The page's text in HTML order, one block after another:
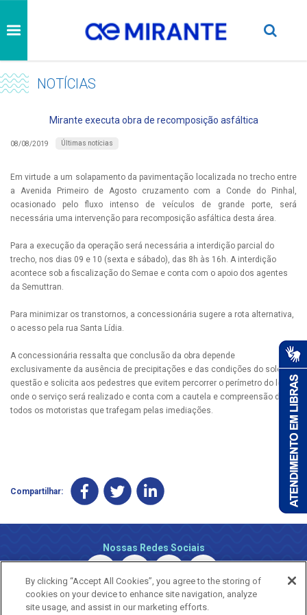
NOTÍCIAS
Mirante executa obra de recomposição asfáltica
08/08/2019 Últimas notícias
Em virtude a um solapamento da pavimentação localizada no trecho entre
a Avenida Primeiro de Agosto cruzamento com a Conde do Pinhal,
ocasionado pelo fluxo intenso de veículos de grande porte, será
necessária uma intervenção para recomposição asfáltica desta área.
Para a execução da operação será necessária a interdição parcial do
trecho, nos dias 09 e 10 (sexta e sábado), das 8h às 16h. A interdição
acontece sob a fiscalização do Semae e conta com o apoio dos agentes
da Semuttran.
Para minimizar os transtornos, a concessionária sugere a rota alternativa,
o acesso pela rua Santa Lídia.
A concessionária ressalta que conclusão da obra depende
exclusivamente da ausência de precipitações e das condições do solo em
questão e solicita aos pedestres que evitem percorrer o perímetro do local
onde o serviço será realizado e conta com a cautela e compreensão de
todos os motoristas que trafegam pelas imediações.
Compartilhar:
Nossas Redes Sociais
By clicking “Accept All Cookies”, you agree to the storing of
cookies on your device to enhance site navigation, analyze
site usage, and assist in our marketing efforts.